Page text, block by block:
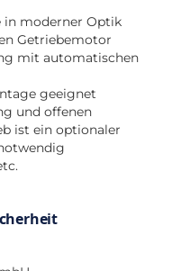
in moderner Optik
Getriebemotor
mit automatischen
geeignet
und offenen
ist ein optionaler